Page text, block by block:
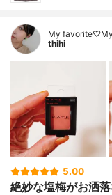
My
thihi
5.00
絶妙な塩梅がお洒